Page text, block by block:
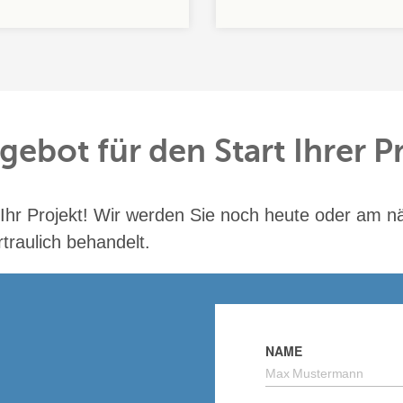
für den Start Ihrer
Projekt! Wir werden Sie noch heute oder am
behandelt.
NAME